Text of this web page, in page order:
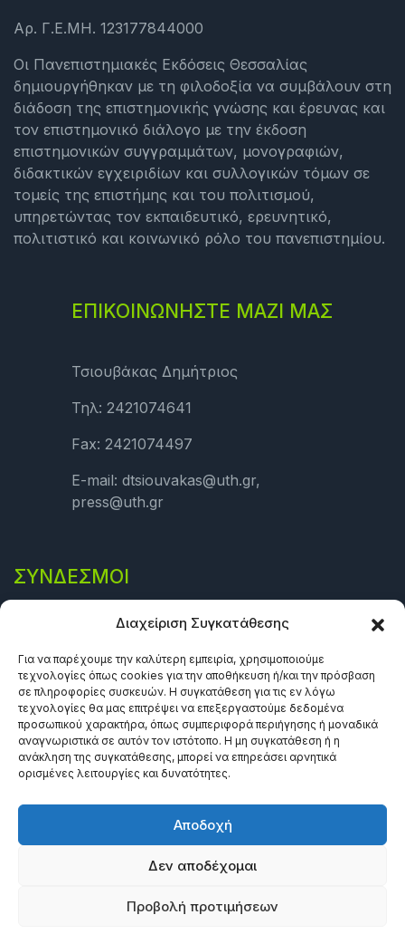
Διαχείριση Συγκατάθεσης
Για να παρέχουμε την καλύτερη εμπειρία, χρησιμοποιούμε
τεχνολογίες όπως cookies για την αποθήκευση ή/και την πρόσβαση
σε πληροφορίες συσκευών. Η συγκατάθεση για τις εν λόγω
τεχνολογίες θα μας επιτρέψει να επεξεργαστούμε δεδομένα
προσωπικού χαρακτήρα, όπως συμπεριφορά περιήγησης ή μοναδικά
αναγνωριστικά σε αυτόν τον ιστότοπο. Η μη συγκατάθεση ή η
ανάκληση της συγκατάθεσης, μπορεί να επηρεάσει αρνητικά
ορισμένες λειτουργίες και δυνατότητες.
Αποδοχή
Δεν αποδέχομαι
Προβολή προτιμήσεων
Αρ. Γ.Ε.ΜΗ. 123177844000
Οι Πανεπιστημιακές Εκδόσεις Θεσσαλίας
δημιουργήθηκαν με τη φιλοδοξία να συμβάλουν στη
διάδοση της επιστημονικής γνώσης και έρευνας και
τον επιστημονικό διάλογο με την έκδοση
επιστημονικών συγγραμμάτων, μονογραφιών,
διδακτικών εγχειριδίων και συλλογικών τόμων σε
τομείς της επιστήμης και του πολιτισμού,
υπηρετώντας τον εκπαιδευτικό, ερευνητικό,
πολιτιστικό και κοινωνικό ρόλο του πανεπιστημίου.
ΕΠΙΚΟΙΝΩΝΗΣΤΕ ΜΑΖΙ ΜΑΣ
Τσιουβάκας Δημήτριος
Τηλ: 2421074641
Fax: 2421074497
E-mail: dtsiouvakas@uth.gr,
press@uth.gr
ΣΎΝΔΕΣΜΟΙ
Πολιτική Cookies (ΕΕ)
reserved